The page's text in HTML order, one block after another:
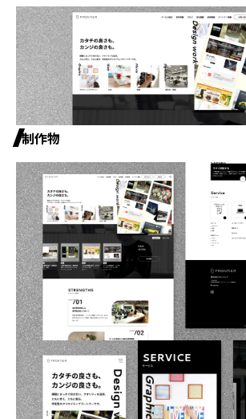
ブログ
ニュース
会社概要
採用情報
パートナー募集
プライバシーポリシー
お問い合わせ
資料請求
制作物